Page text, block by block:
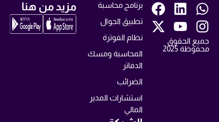
جميع الحقوق
محفوظة 2025
برنامج محاسبة
تطبيق الجوال
نظام الفوترة
المحاسبة ومسك
الدفاتر
الضرائب
استشارات المدير
المالي
مزيد من هنا